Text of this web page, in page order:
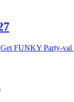
FUNKY Party-val